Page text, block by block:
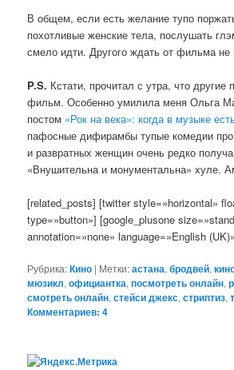
В общем, если есть желание тупо
похотливые женские тела, послушать
смело идти. Другого ждать от фильма не
P.S. Кстати, прочитал с утра, что другие
фильм. Особенно умилила меня Ольга
постом «Рок на века»: когда в музыке
пафосные дифирамбы тупые комедии
и развратных женщин очень редко
«Внушительна и монументальна» хуле.
[related_posts] [twitter style=»horizontal»
type=»button»] [google_plusone
annotation=»none» language=»English
Рубрика:Кино | Метки:астана,бродвей,
мюзикл,официантка,посмотреть онлайн,
смотреть онлайн,стейси джекс,стриптиз,
Комментариев: 4